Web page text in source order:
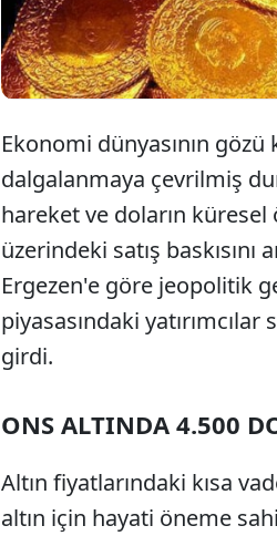
Ekonomi dünyasının
dalgalanmaya çevrilmiş
hareket ve doların
üzerindeki satış baskısını
Ergezen'e göre jeopolitik
piyasasındaki
girdi.
ONS ALTINDA 4.500
Altın fiyatlarındaki kısa
altın için hayati öneme